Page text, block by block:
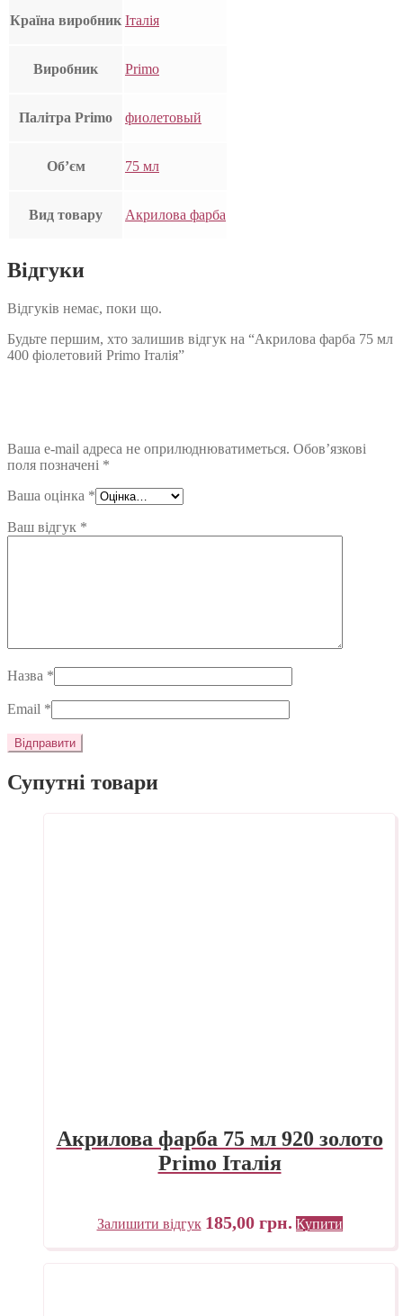
Країна виробник Італія
Виробник Primo
Палітра Primo фиолетовый
Об’єм 75 мл
Вид товару Акрилова фарба
Відгуки
Відгуків немає, поки що.
Будьте першим, хто залишив відгук на “Акрилова фарба 75 мл
400 фіолетовий Primo Італія”
Ваша e-mail адреса не оприлюднюватиметься. Обов’язкові
поля позначені *
Ваша оцінка *
Ваш відгук *
Назва *
Email *
Супутні товари
Акрилова фарба 75 мл 920 золото
Primo Італія
Залишити відгук 185,00 грн. Купити